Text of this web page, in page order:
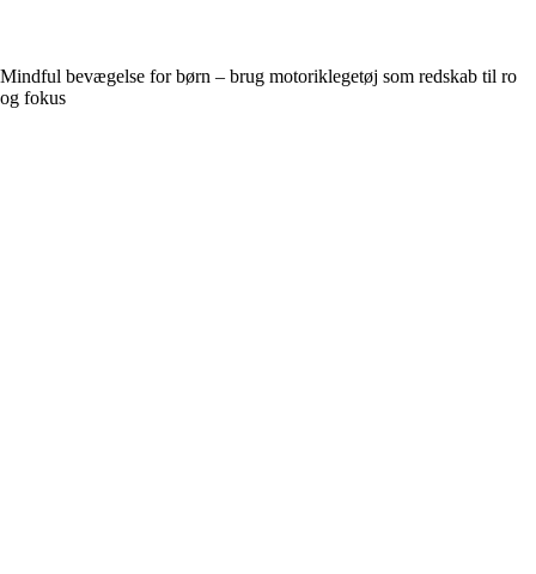
Mindful bevægelse for børn – brug motoriklegetøj som redskab til ro
og fokus